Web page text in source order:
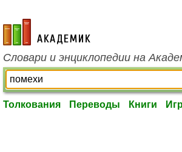
academic.ru
Словари и энциклопедии на
Толкования Переводы Книги